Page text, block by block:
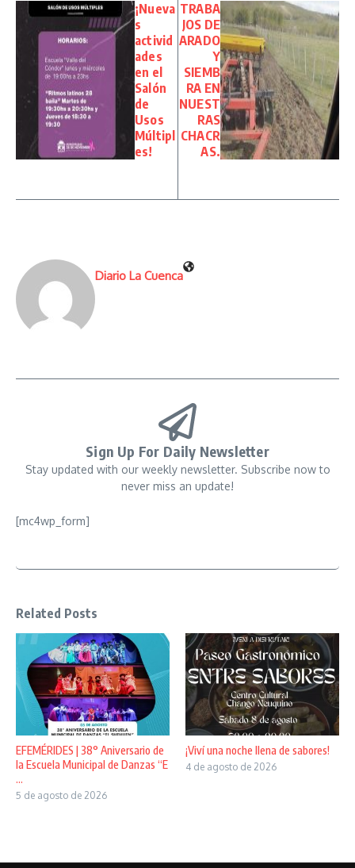
¡Nueva
s
activid
ades
en el
Salón
de
Usos
Múltipl
es!
TRABA
JOS DE
ARADO
Y
SIEMB
RA EN
NUEST
RAS
CHACR
AS.
Diario La Cuenca
Sign Up For Daily Newsletter
Stay updated with our weekly newsletter. Subscribe now to
never miss an update!
[mc4wp_form]
Related Posts
EFEMÉRIDES | 38° Aniversario de
la Escuela Municipal de Danzas “E
...
5 de agosto de 2026
¡Viví una noche llena de sabores!
4 de agosto de 2026